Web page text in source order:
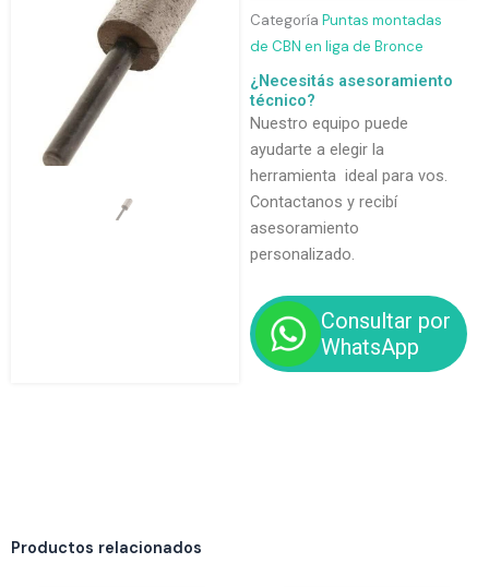
Categoría Puntas montadas
de CBN en liga de Bronce
¿Necesitás asesoramiento
técnico?
Nuestro equipo puede
ayudarte a elegir la
herramienta ideal para vos.
Contactanos y recibí
asesoramiento
personalizado.
Consultar por
WhatsApp
Productos relacionados